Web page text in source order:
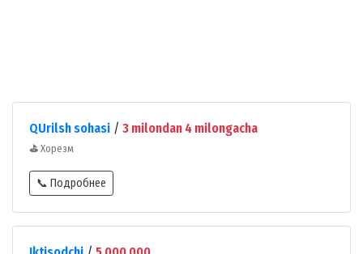
QUrilsh sohasi / 3 milondan 4 milongacha
⛳ Хорезм
📞 Подробнее